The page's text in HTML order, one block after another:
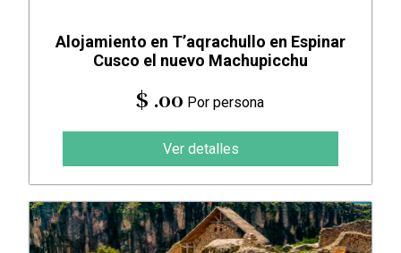
Alojamiento en T’aqrachullo en Espinar
Cusco el nuevo Machupicchu
$ .00 Por persona
Ver detalles